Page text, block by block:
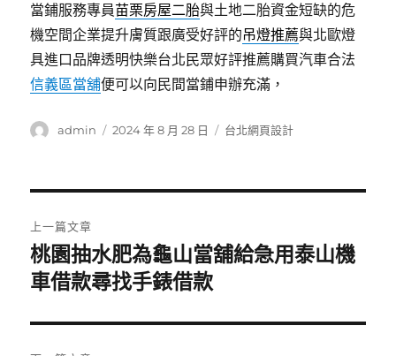
當鋪服務專員苗栗房屋二胎與土地二胎資金短缺的危
機空間企業提升膚質跟廣受好評的吊燈推薦與北歐燈
具進口品牌透明快樂台北民眾好評推薦購買汽車合法
信義區當舖便可以向民間當鋪申辦充滿，
作
admin
發
2024 年 8 月 28 日
分
台北網頁設計
章
導
覽
上一篇文章
上
一
文
章:
桃園抽水肥為龜山當舖給急用泰山機
車借款尋找手錶借款